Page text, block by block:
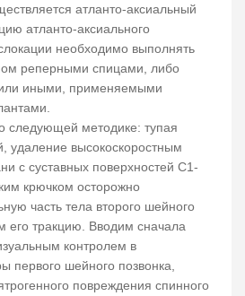
атланто-аксиальный
атланто-аксиального
необходимо выполнять
реперными спицами, либо
иными, применяемыми
методике: тупая
удаление высокоскоростным
с суставных поверхностей С1-
крючком осторожно
часть тела второго шейного
его тракцию. Вводим сначала
контролем в
первого шейного позвонка,
повреждения спинного